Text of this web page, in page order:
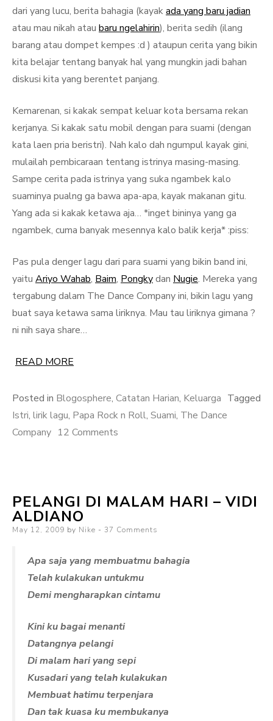
dari yang lucu, berita bahagia (kayakada yang baru jadian
atau mau nikah atau baru ngelahirin), berita sedih (ilang
barang atau dompet kempes :d ) ataupun cerita yang bikin
kita belajar tentang banyak hal yang mungkin jadi bahan
diskusi kita yang berentet panjang.
Kemarenan, si kakak sempat keluar kota bersama rekan
kerjanya. Si kakak satu mobil dengan para suami (dengan
kata laen pria beristri). Nah kalo dah ngumpul kayak gini,
mulailah pembicaraan tentang istrinya masing-masing.
Sampe cerita pada istrinya yang suka ngambek kalo
suaminya pualng ga bawa apa-apa, kayak makanan gitu.
Yang ada si kakak ketawa aja… *inget bininya yang ga
ngambek, cuma banyak mesennya kalo balik kerja* :piss:
Pas pula denger lagu dari para suami yang bikin band ini,
yaitu Ariyo Wahab, Baim, Pongkydan Nugie. Mereka yang
tergabung dalam The Dance Company ini, bikin lagu yang
buat saya ketawa sama liriknya. Mau tau liriknya gimana ?
ni nih saya share…
READ MORE
Posted in Blogosphere, Catatan Harian, Keluarga Tagged
Istri, lirik lagu, Papa Rock n Roll, Suami, The Dance
Company 12 Comments
Sang
PELANGI DI MALAM HARI – VIDI
ALDIANO
Posted
May 12, 2009 by Nike 37 Comments
Apa saja yang membuatmu bahagia
Telah kulakukan untukmu
Demi mengharapkan cintamu
Kini ku bagai menanti
Datangnya pelangi
Di malam hari yang sepi
Kusadari yang telah kulakukan
Membuat hatimu terpenjara
Dan tak kuasa ku membukanya